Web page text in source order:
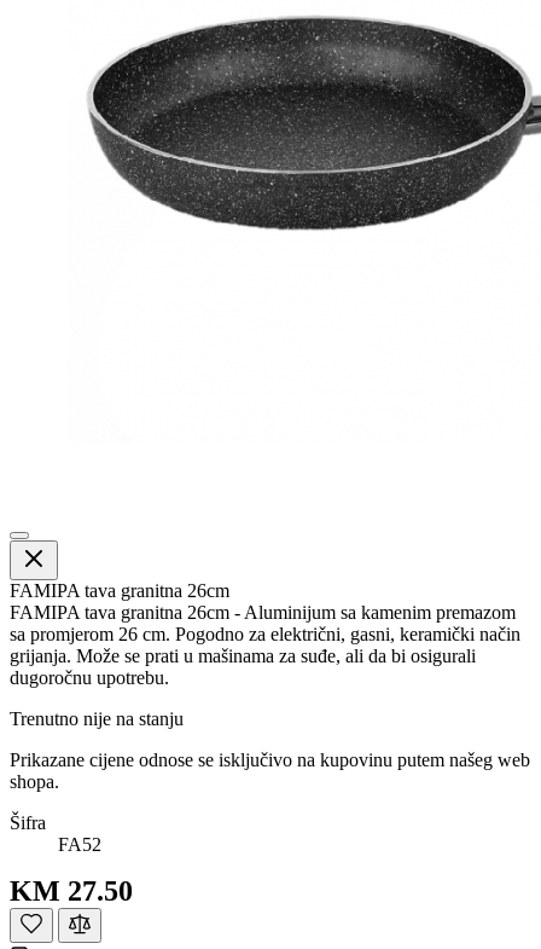
FAMIPA tava granitna 26cm
FAMIPA tava granitna 26cm - Aluminijum sa kamenim premazom
sa promjerom 26 cm. Pogodno za električni, gasni, keramički način
grijanja. Može se prati u mašinama za suđe, ali da bi osigurali
dugoročnu upotrebu.
Trenutno nije na stanju
Prikazane cijene odnose se isključivo na kupovinu putem našeg web
shopa.
Šifra
FA52
KM 27.50